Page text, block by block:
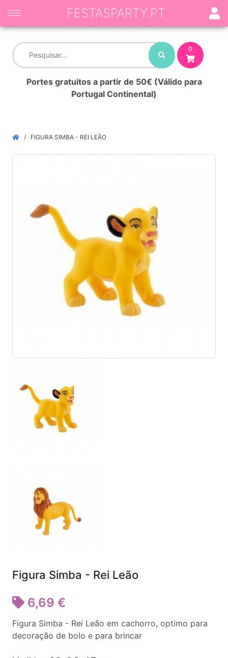
0
Portes gratuitos a partir de 50€ (Válido para
Portugal Continental)
FESTASPARTY.PT
FIGURA SIMBA - REI LEÃO
Figura Simba - Rei Leão
6,69 €
Figura Simba - Rei Leão em cachorro, optimo para
decoração de bolo e para brincar